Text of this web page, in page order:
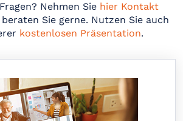
Nehmen Sie hier Kontakt
Sie gerne. Nutzen Sie auch
kostenlosen Präsentation.